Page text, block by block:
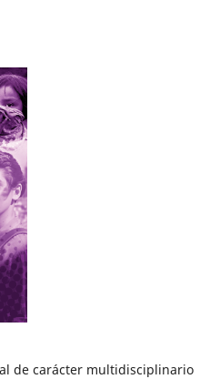
de carácter multidisciplinario